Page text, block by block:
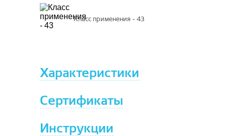
Класс применения - 43
Характеристики
Сертификаты
Инструкции